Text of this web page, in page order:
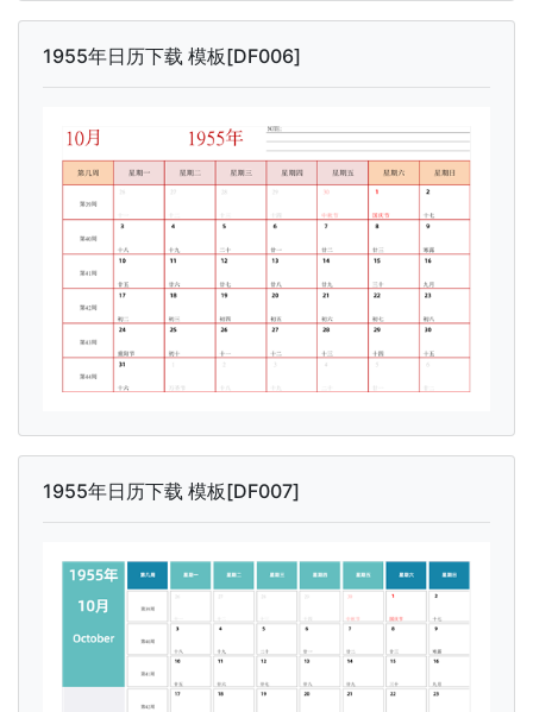
1955年日历下载 模板[DF006]
1955年日历下载 模板[DF007]